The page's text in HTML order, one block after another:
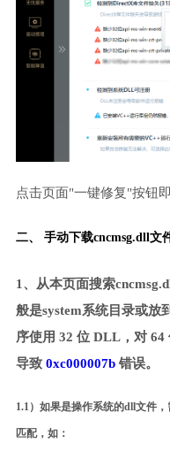
点击页面"一键修复"按钮即
二、 手动下载cncmsg.dll文
1、从本页面搜索
般是system系统目录或放
序使用 32 位 DLL，对
导致 0xc000007b错误。
1.1）如果是操作系统的dll文件
匹配，如：